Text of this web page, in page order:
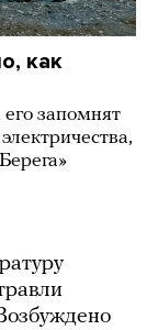
как
запомнят